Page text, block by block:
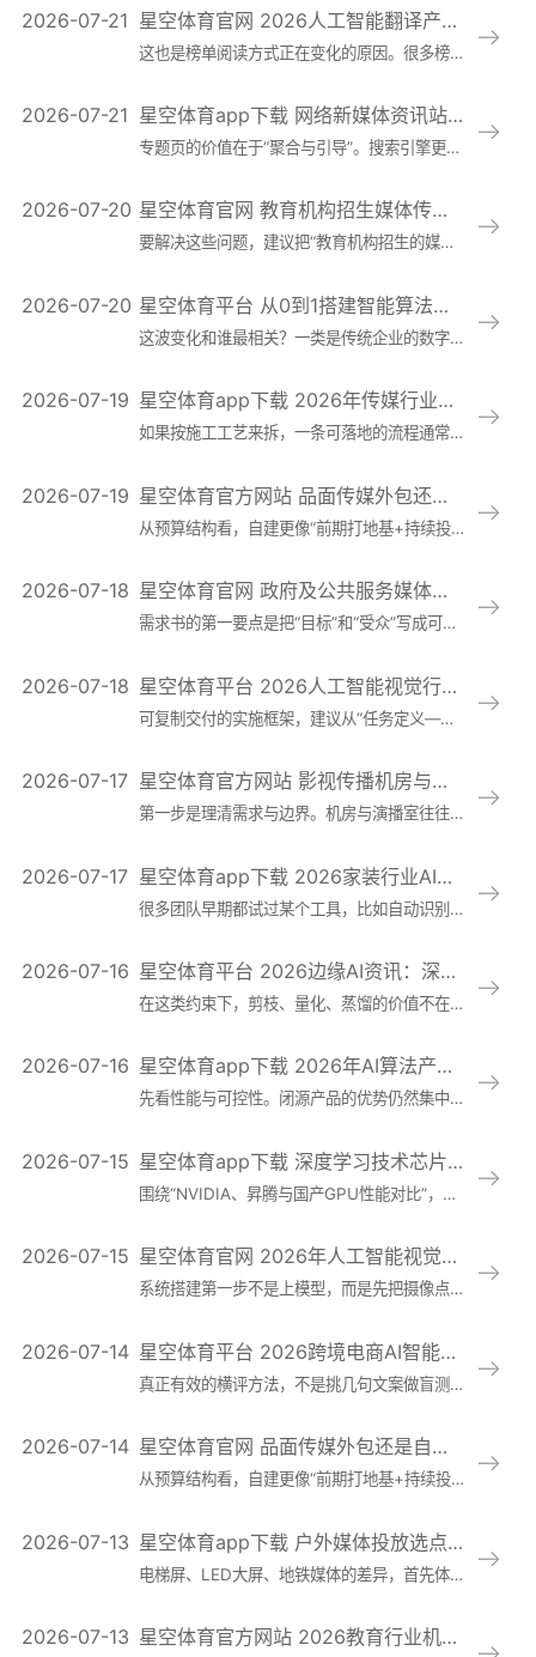
2026-07-21 星空体育官网 2026人工智能翻译产品横评：专业术语准确率与团队协作能力最新榜单与厂商动态
这也是榜单阅读方式正在变化的原因。很多榜单会给出模型能力、行业覆盖、响应速度等维度，但对企业决策更关键的是“维护成本曲线”。短期看，几家产品都能达到可用
2026-07-21 星空体育app下载 网络新媒体资讯站SEO实战：用专题页串联热点与长尾词，提升收录、停留与转化
专题页的价值在于“聚合与引导”。搜索引擎更容易理解一个主题下内容的完整性与更新活跃度，用户也更容易在同一入口获得连续阅读的路径。与其让热点稿各自为战，不
2026-07-20 星空体育官网 教育机构招生媒体传播解决方案拆解：内容引流、直播转化到合规风控一条链路
要解决这些问题，建议把“教育机构招生的媒体传播解决方案：内容引流、直播转化与合规风险提示”拆成一条可执行的闭环：内容引流—私域承接—直播转化—成交与复购
2026-07-20 星空体育平台 从0到1搭建智能算法项目：需求梳理、数据治理与上线流程的最新实践与行业趋势
这波变化和谁最相关？一类是传统企业的数字化团队，另一类是创业公司或业务线里的创新小组。大家都在面对同样问题：技术选择越来越多，但预算、时间和容错空间并没
2026-07-19 星空体育app下载 2026年传媒行业趋势：自然语言处理在新闻生产中的应用，正从自动摘要迈向全流程审
如果按施工工艺来拆，一条可落地的流程通常是：选题与素材入池、自动摘要初稿、标题多版本生成、事实一致性与风险词审核、编辑复核与发布回写。第一步看似简单，实
2026-07-19 星空体育官方网站 品面传媒外包还是自建团队？从预算结构、交付效率与合规风险做一次选型对比
从预算结构看，自建更像“前期打地基+持续投入”。一次性投入包括设备、软件与账号体系搭建、模板与规范建设；持续成本则是核心人力的薪酬与管理成本，以及培训、
2026-07-18 星空体育官网 政府及公共服务媒体制作项目怎么招标：需求书撰写要点、评分指标设计与验收标准清单
需求书的第一要点是把“目标”和“受众”写成可验证的表达。建议用场景描述：面向谁（市民、企业、来访人员、内部员工等）、在什么渠道触达（政务号、户外屏、办事
2026-07-18 星空体育平台 2026人工智能视觉行业资讯：项目从试点到规模化复制的实战教程——团队配置、数据
可复制交付的实施框架，建议从“任务定义—场景分层—方案装配—验收闭环”推进。任务定义阶段要写清业务动作，而不是只写算法指标，例如告警由谁处理、多久闭环、
2026-07-17 星空体育官方网站 影视传播机房与演播室施工工艺详解：声学处理、灯光布线与安全规范全流程要点
第一步是理清需求与边界。机房与演播室往往同时存在，但目标不同：演播室追求可控的声场和低噪声环境，机房更关注供电、散热、稳定性和可维护性。选购前至少要明确
2026-07-17 星空体育app下载 2026家装行业AI运用新动态：从户型识别到施工排期，智能化落地进入提效期
很多团队早期都试过某个工具，比如自动识别户型图、快速出报价、工地进度看板，但单点效率提升不等于结果提升。真正可落地的路径，是把户型识别、报价生成、施工排
2026-07-16 星空体育平台 2026边缘AI资讯：深度学习模型压缩教程走向实战，剪枝、量化与蒸馏如何加速摄像
在这类约束下，剪枝、量化、蒸馏的价值不在概念，而在可控取舍。剪枝的核心是删掉低贡献参数或通道，减少冗余计算，优点是对推理图结构友好时可直接提速；边界在于
2026-07-16 星空体育app下载 2026年AI算法产品选型新动向：开源与闭源在性能、安全、服务与总拥有成本上的最
先看性能与可控性。闭源产品的优势仍然集中在开箱即用和持续迭代效率：接口标准化、文档成熟、上线路径短，适合希望快速验证业务价值的团队。尤其在客服、内容辅助
2026-07-15 星空体育app下载 深度学习技术芯片怎么选：NVIDIA、昇腾与国产GPU性能对比及2026年市场趋
围绕“NVIDIA、昇腾与国产GPU性能对比”，建议用“生态+效率+风险”三层框架判断。NVIDIA的核心优势仍在生态完整度与通用性：主流框架、工具链、
2026-07-15 星空体育官网 2026年人工智能视觉在建筑工地安全监管加速落地：高空作业识别与违规预警系统进入
系统搭建第一步不是上模型，而是先把摄像点位规划做对。应围绕“高处临边、脚手架通道、塔吊作业半径、材料吊运落点”等高风险区域建立主视角，再用辅助视角补足遮
2026-07-14 星空体育平台 2026跨境电商AI智能翻译工具横评：术语准确率、SaaS_API部署成本与团队
真正有效的横评方法，不是挑几句文案做盲测，而是按完整业务链路打分：术语一致性、上下文理解、多语种覆盖、工作流接入能力、可控性与风险管理。术语一致性看同一
2026-07-14 星空体育官网 品面传媒外包还是自建团队？从预算结构、交付效率与合规风险做一次选型对比
从预算结构看，自建更像“前期打地基+持续投入”。一次性投入包括设备、软件与账号体系搭建、模板与规范建设；持续成本则是核心人力的薪酬与管理成本，以及培训、
2026-07-13 星空体育app下载 户外媒体投放选点与效果评估指南：电梯屏、LED大屏、地铁媒体的覆盖人群与场景差异
电梯屏、LED大屏、地铁媒体的差异，首先体现在人群与场景的天然属性。电梯屏通常位于社区与写字楼的垂直动线中，用户高频出现但停留时间短，信息更适合“短句+
2026-07-13 星空体育官方网站 2026教育行业机器学习应用趋势：个性化学习系统从试点到规模化落地的关键变化